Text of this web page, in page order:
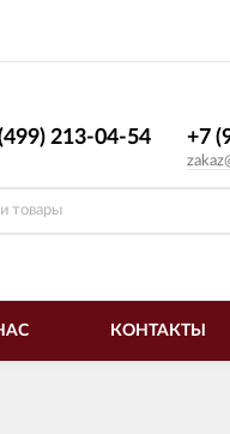
213-04-54​ +7
КОНТАКТЫ